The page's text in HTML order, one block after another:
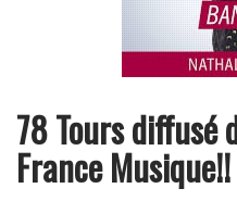
78 Tours diffusé
France Musique!!